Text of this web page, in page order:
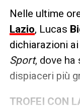
Nelle ultime
Lazio, Lucas
dichiarazioni
Sport, dove ha
dispiaceri più
TROFEI CON